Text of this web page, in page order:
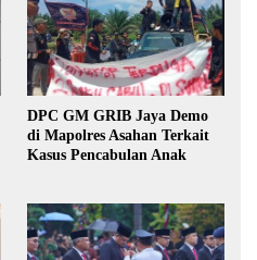
DPC GM GRIB Jaya Demo
di Mapolres Asahan Terkait
Kasus Pencabulan Anak